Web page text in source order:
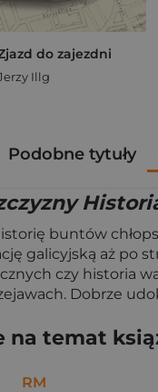
do zajezdni
Illg
Podobne tytuły
buntów
galicyjską aż po
czy historia
Dobrze
na temat
RM